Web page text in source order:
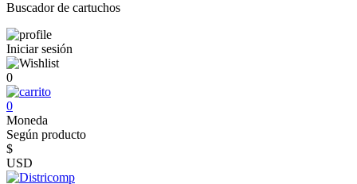
Buscador de cartuchos
Iniciar sesión
0
0
Moneda
Según producto
$
USD